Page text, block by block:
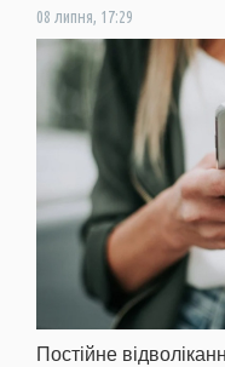
08 липня, 17:29
Постійне